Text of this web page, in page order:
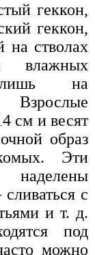
геккон,
геккон,
стволах
влажных
лишь на
Взрослые
см и весят
образ
Эти
наделены
с
и т. д.
под
можно